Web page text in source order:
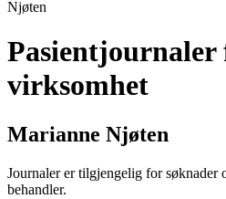
Njøten
virksomhet
Marianne Njøten
Journaler er tilgjengelig for
behandler.